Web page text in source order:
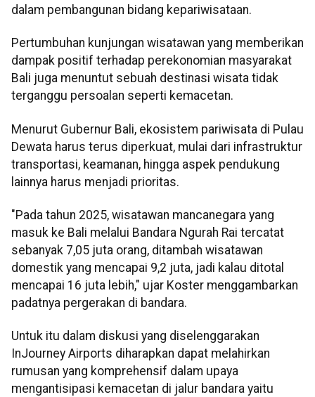
dalam pembangunan bidang kepariwisataan.
Pertumbuhan kunjungan wisatawan yang memberikan
dampak positif terhadap perekonomian masyarakat
Bali juga menuntut sebuah destinasi wisata tidak
terganggu persoalan seperti kemacetan.
Menurut Gubernur Bali, ekosistem pariwisata di Pulau
Dewata harus terus diperkuat, mulai dari infrastruktur
transportasi, keamanan, hingga aspek pendukung
lainnya harus menjadi prioritas.
"Pada tahun 2025, wisatawan mancanegara yang
masuk ke Bali melalui Bandara Ngurah Rai tercatat
sebanyak 7,05 juta orang, ditambah wisatawan
domestik yang mencapai 9,2 juta, jadi kalau ditotal
mencapai 16 juta lebih," ujar Koster menggambarkan
padatnya pergerakan di bandara.
Untuk itu dalam diskusi yang diselenggarakan
InJourney Airports diharapkan dapat melahirkan
rumusan yang komprehensif dalam upaya
mengantisipasi kemacetan di jalur bandara yaitu